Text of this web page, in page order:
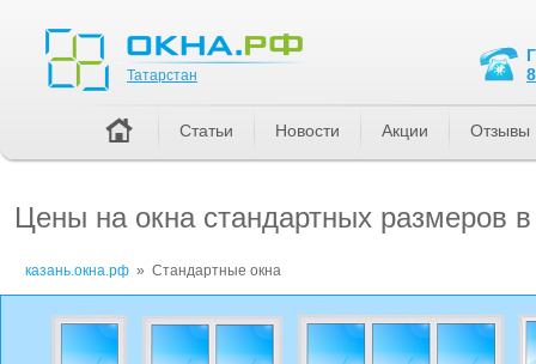
Цены на окна стандартных размеров
казань.окна.рф » Стандартные окна
Татарстан
Статьи Новости Акции Отзывы